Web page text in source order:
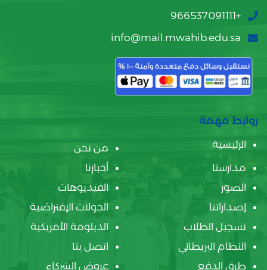
+966537091111
info@mail.mwahib.edu.sa
روابط مهمة
الرئيسية
من نحن
مدارسنا
أخبارنا
الصور
الفيديوهات
إصداراتنا
الجولات الإفتراضية
تسجيل الطلاب
الدبلومة الأمريكية
النظام البريطاني
اتصل بنا
طرق الدفع
عروض الشركاء